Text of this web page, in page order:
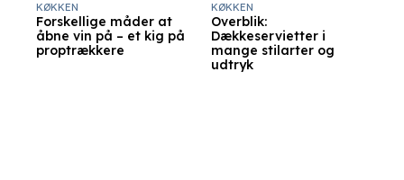
Forskellige måder at
åbne vin på – et kig på
proptrækkere
KØKKEN
Overblik:
Dækkeservietter i
mange stilarter og
udtryk
KØKKEN